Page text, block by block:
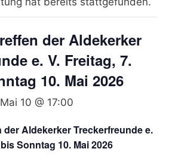
der Aldekerker
e. V. Freitag, 7.
10. Mai 2026
Mai 10 @ 17:00
der Aldekerker Treckerfreunde e.
Sonntag 10. Mai 2026